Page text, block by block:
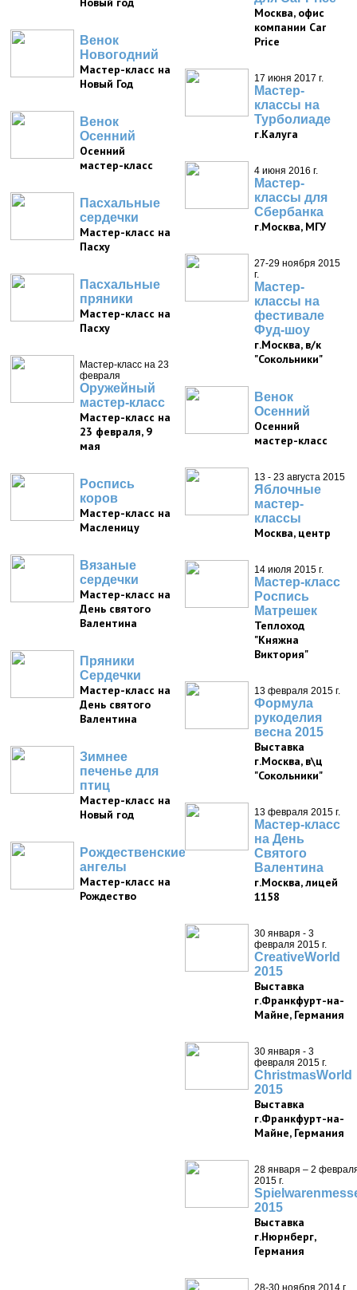
Венок
Новогодний
Мастер-класс на
Новый Год
Венок
Осенний
Осенний
мастер-класс
Пасхальные
сердечки
Мастер-класс на
Пасху
Пасхальные
пряники
Мастер-класс на
Пасху
Мастер-класс на 23
февраля
Оружейный
мастер-класс
Мастер-класс на
23 февраля, 9
мая
Роспись
коров
Мастер-класс на
Масленицу
Вязаные
сердечки
Мастер-класс на
День святого
Валентина
Пряники
Сердечки
Мастер-класс на
День святого
Валентина
Зимнее
печенье для
птиц
Мастер-класс на
Новый год
Рождественские
ангелы
Мастер-класс на
Рождество
Москва, офис
компании Car
Price
17 июня 2017 г.
Мастер-
классы на
Турболиаде
г.Калуга
4 июня 2016 г.
Мастер-
классы для
Сбербанка
г.Москва, МГУ
27-29 ноября 2015
г.
Мастер-
классы на
фестивале
Фуд-шоу
г.Москва, в/к
"Сокольники"
Венок
Осенний
Осенний
мастер-класс
13 - 23 августа 2015
Яблочные
мастер-
классы
Москва, центр
14 июля 2015 г.
Мастер-класс
Роспись
Матрешек
Теплоход
"Княжна
Виктория"
13 февраля 2015 г.
Формула
рукоделия
весна 2015
Выставка
г.Москва, в\ц
"Сокольники"
13 февраля 2015 г.
Мастер-класс
на День
Святого
Валентина
г.Москва, лицей
1158
30 января - 3
февраля 2015 г.
CreativeWorld
2015
Выставка
г.Франкфурт-на-
Майне, Германия
30 января - 3
февраля 2015 г.
ChristmasWorld
2015
Выставка
г.Франкфурт-на-
Майне, Германия
28 января – 2
2015 г.
2015
Выставка
г.Нюрнберг,
Германия